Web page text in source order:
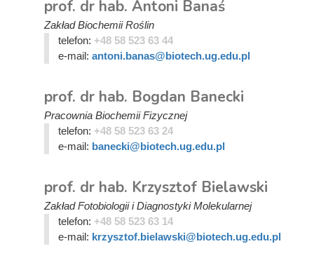
prof. dr hab. Antoni Banaś
Zakład Biochemii Roślin
telefon: +48 58 523 63 44
e-mail: antoni.banas@biotech.ug.edu.pl
prof. dr hab. Bogdan Banecki
Pracownia Biochemii Fizycznej
telefon: +48 58 523 63 24
e-mail: banecki@biotech.ug.edu.pl
prof. dr hab. Krzysztof Bielawski
Zakład Fotobiologii i Diagnostyki Molekularnej
telefon: +48 58 523 63 14
e-mail: krzysztof.bielawski@biotech.ug.edu.pl